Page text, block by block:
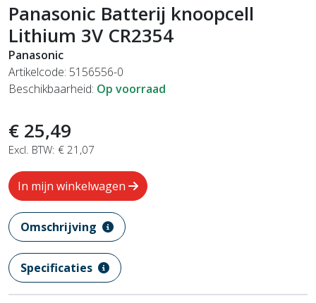
Panasonic Batterij knoopcell
Lithium 3V CR2354
Panasonic
Artikelcode: 5156556-0
Beschikbaarheid: Op voorraad
€ 25,49
Excl. BTW: € 21,07
In mijn winkelwagen
Omschrijving
Specificaties